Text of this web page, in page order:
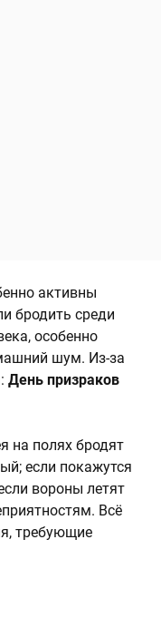
активны
бродить среди
особенно
шум. Из-за
День призраков
на полях бродят
если покажутся
вороны летят
Всё
требующие